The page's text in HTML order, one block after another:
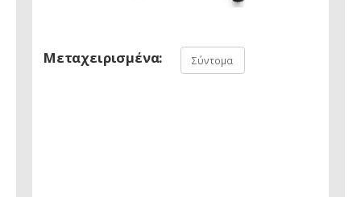
Μεταχειρισμένα: Σύντομα